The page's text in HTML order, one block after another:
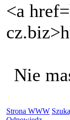
<a
Nie
Strona WWW